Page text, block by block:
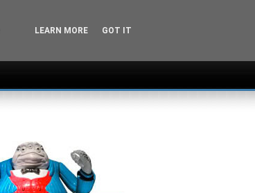
LEARN MORE GOT IT